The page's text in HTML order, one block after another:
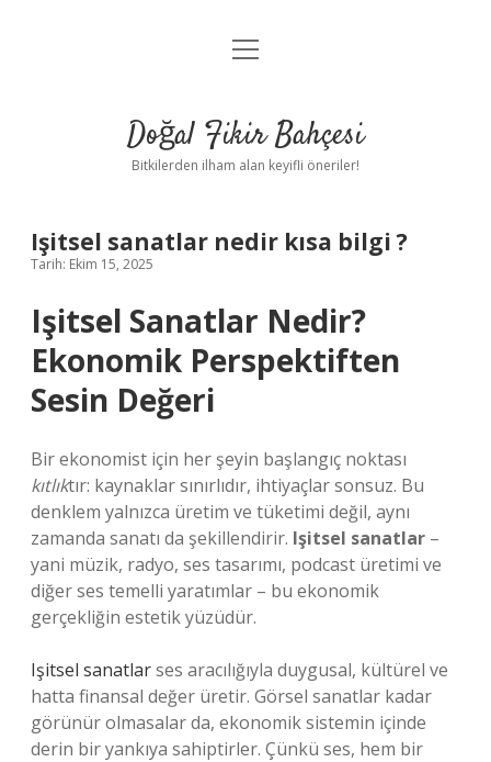
Anasayfa
Yasal Uyarı
menüyü
Doğal Fikir Bahçesi
Bitkilerden ilham alan keyifli öneriler!
Işitsel sanatlar nedir kısa bilgi ?
Tarih: Ekim 15, 2025
Işitsel Sanatlar Nedir?
Ekonomik Perspektiften
Sesin Değeri
Bir ekonomist için her şeyin başlangıç noktası
kıtlıktır: kaynaklar sınırlıdır, ihtiyaçlar sonsuz. Bu
denklem yalnızca üretim ve tüketimi değil, aynı
zamanda sanatı da şekillendirir. Işitsel sanatlar –
yani müzik, radyo, ses tasarımı, podcast üretimi ve
diğer ses temelli yaratımlar – bu ekonomik
gerçekliğin estetik yüzüdür.
Işitsel sanatlarses aracılığıyla duygusal, kültürel ve
hatta finansal değer üretir. Görsel sanatlar kadar
görünür olmasalar da, ekonomik sistemin içinde
derin bir yankıya sahiptirler. Çünkü ses, hem bir